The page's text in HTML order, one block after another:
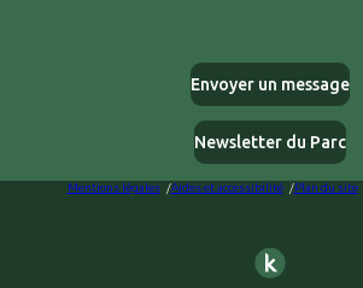
Envoyer un message
Newsletter du Parc
Mentions légales Aides et accessibilité Plan du site